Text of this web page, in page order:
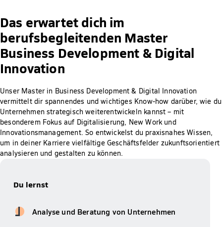
Das erwartet dich im
berufsbegleitenden Master
Business Development & Digital
Innovation
Unser Master in Business Development & Digital Innovation
vermittelt dir spannendes und wichtiges Know-how darüber, wie du
Unternehmen strategisch weiterentwickeln kannst – mit
besonderem Fokus auf Digitalisierung, New Work und
Innovationsmanagement. So entwickelst du praxisnahes Wissen,
um in deiner Karriere vielfältige Geschäftsfelder zukunftsorientiert
analysieren und gestalten zu können.
Du lernst
Analyse und Beratung von Unternehmen